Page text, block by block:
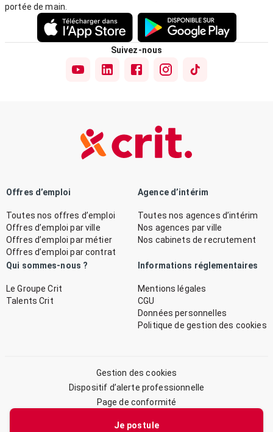
Je postule
portée de main.
Suivez-nous
Offres d’emploi
Toutes nos offres d’emploi
Offres d’emploi par ville
Offres d’emploi par métier
Offres d’emploi par contrat
Agence d’intérim
Toutes nos agences d’intérim
Nos agences par ville
Nos cabinets de recrutement
Qui sommes-nous ?
Le Groupe Crit
Talents Crit
Informations réglementaires
Mentions légales
CGU
Données personnelles
Politique de gestion des cookies
Gestion des cookies
Dispositif d’alerte professionnelle
Page de conformité